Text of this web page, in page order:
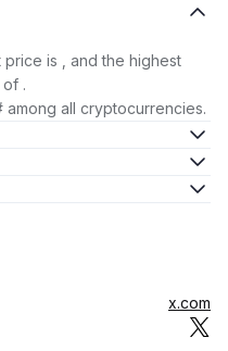
is , and the highest
.
among all cryptocurrencies.
x.com